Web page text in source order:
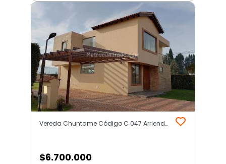
Vereda Chuntame Código C 047 Arriendo | Otros | Cajicá
$6.700.000